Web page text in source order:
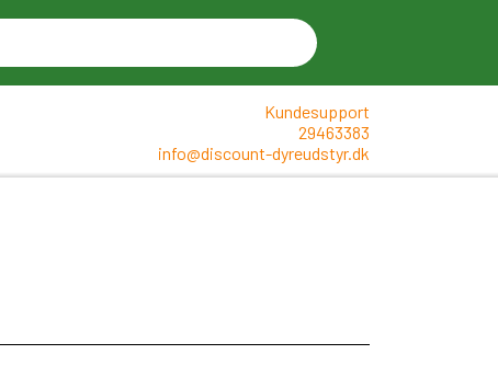
Kundesupport
29463383
info@discount-dyreudstyr.dk